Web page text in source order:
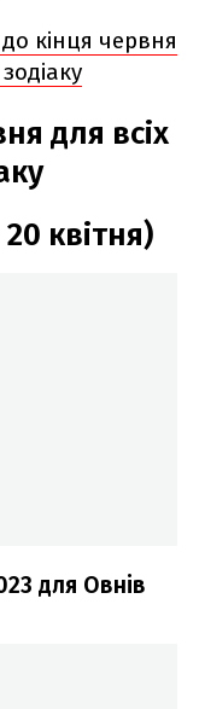
до кінця червня
для всіх
квітня)
для Овнів